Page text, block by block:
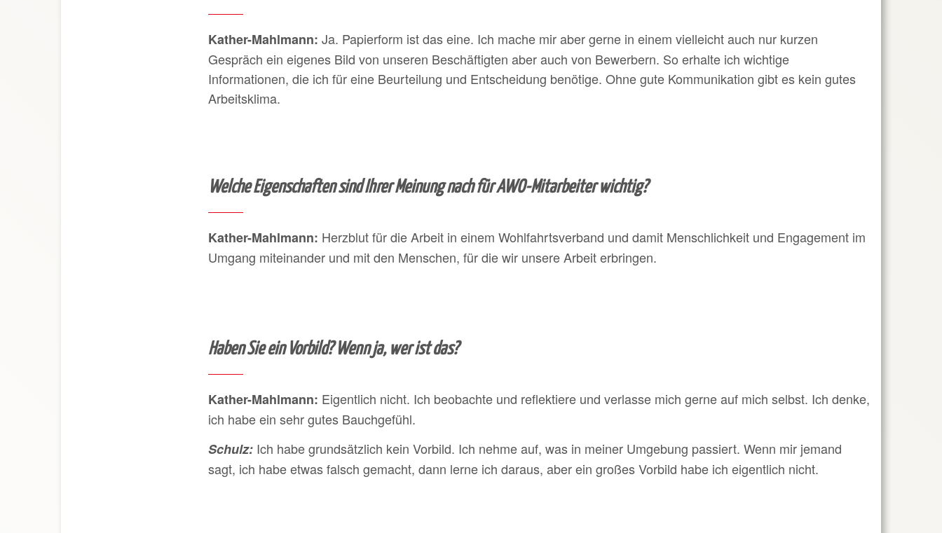
Kather-Mahlmann: Ja. Papierform ist das eine. Ich mache mir aber gerne in einem vielleicht auch nur kurzen
Gespräch ein eigenes Bild von unseren Beschäftigten aber auch von Bewerbern. So erhalte ich wichtige
Informationen, die ich für eine Beurteilung und Entscheidung benötige. Ohne gute Kommunikation gibt es kein gutes
Arbeitsklima.
Welche Eigenschaften sind Ihrer Meinung nach für AWO-Mitarbeiter wichtig?
Kather-Mahlmann: Herzblut für die Arbeit in einem Wohlfahrtsverband und damit Menschlichkeit und Engagement im
Umgang miteinander und mit den Menschen, für die wir unsere Arbeit erbringen.
Haben Sie ein Vorbild? Wenn ja, wer ist das?
Kather-Mahlmann: Eigentlich nicht. Ich beobachte und reflektiere und verlasse mich gerne auf mich selbst. Ich denke,
ich habe ein sehr gutes Bauchgefühl.
Schulz: Ich habe grundsätzlich kein Vorbild. Ich nehme auf, was in meiner Umgebung passiert. Wenn mir jemand
sagt, ich habe etwas falsch gemacht, dann lerne ich daraus, aber ein großes Vorbild habe ich eigentlich nicht.